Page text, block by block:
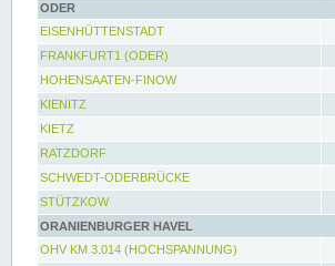
ODER
EISENHÜTTENSTADT
FRANKFURT1 (ODER)
HOHENSAATEN-FINOW
KIENITZ
KIETZ
RATZDORF
SCHWEDT-ODERBRÜCKE
STÜTZKOW
ORANIENBURGER HAVEL
OHV KM 3.014 (HOCHSPANNUNG)